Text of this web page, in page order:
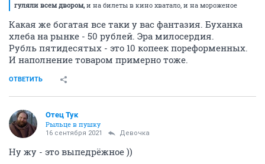
гуляли всем двором, и на билеты в кино хватало, и на мороженое
Какая же богатая все таки у вас фантазия. Буханка
хлеба на рынке - 50 рублей. Эра милосердия.
Рубль пятидесятых - это 10 копеек пореформенных.
И наполнение товаром примерно тоже.
ОТВЕТИТЬ
Отец Тук
Рыльце в пушку
16 сентября 2021 Девочка
Ну жу - это выпедрёжное ))